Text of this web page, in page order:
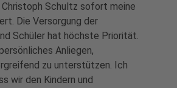
Schultz sofort meine
Die Versorgung der
Schüler hat höchste Priorität.
Anliegen,
zu unterstützen. Ich
wir den Kindern und